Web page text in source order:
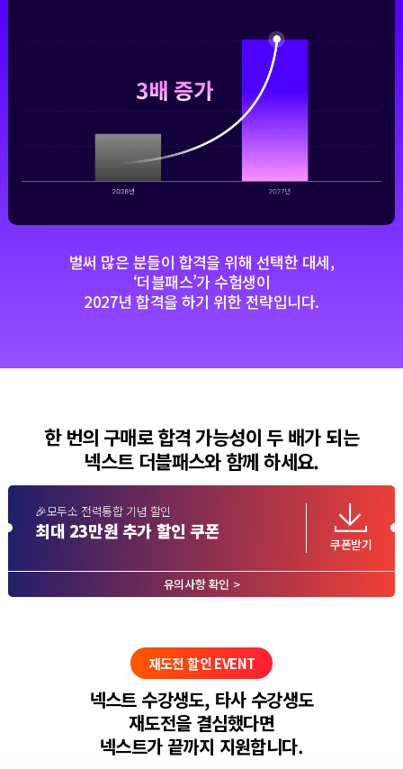
벌써 많은 분들이 합격을 위해 선택한 대세,
‘더블패스’가 수험생이
2027년 합격을 하기 위한 전략입니다.
한 번의 구매로 합격 가능성이 두 배가 되는
넥스트 더블패스와 함께 하세요.
🎉모두소 전력통합 기념 할인
최대 23만원 추가 할인 쿠폰
쿠폰받기
유의사항 확인 >
재도전 할인 EVENT
넥스트 수강생도, 타사 수강생도
재도전을 결심했다면
넥스트가 끝까지 지원합니다.